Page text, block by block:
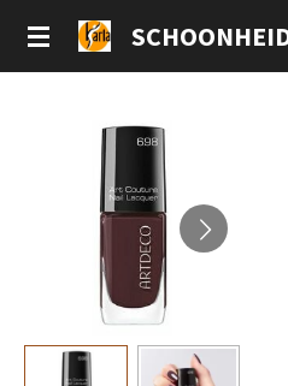
Ga
direct
hoofdinhoud